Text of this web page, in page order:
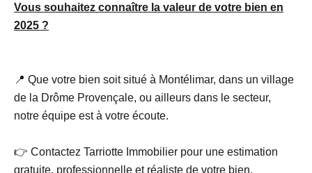
Vous souhaitez connaître la valeur de votre bien en
2025 ?
📍 Que votre bien soit situé à Montélimar, dans un village
de la Drôme Provençale, ou ailleurs dans le secteur,
notre équipe est à votre écoute.
👉 Contactez Tarriotte Immobilier pour une estimation
gratuite, professionnelle et réaliste de votre bien.